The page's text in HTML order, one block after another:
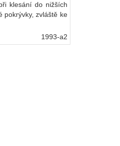
klesání do nižších
pokrývky, zvláště ke
1993-a2